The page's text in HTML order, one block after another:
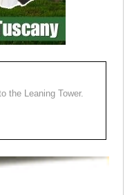
the Leaning Tower.